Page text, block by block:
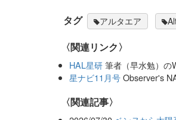
タグ アルタエア
〈関連リンク〉
HAL星研筆者（早水勉）の
星ナビ11月号Observer's
関連記事